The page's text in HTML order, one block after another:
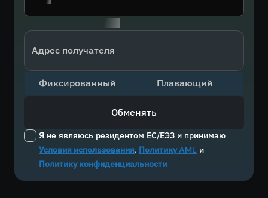
Адрес получателя
Я не являюсь резидентом ЕС/ЕЭЗ и принимаю
Условия использования, Политику AML и
Политику конфиденциальности
Фиксированный Плавающий
Обменять